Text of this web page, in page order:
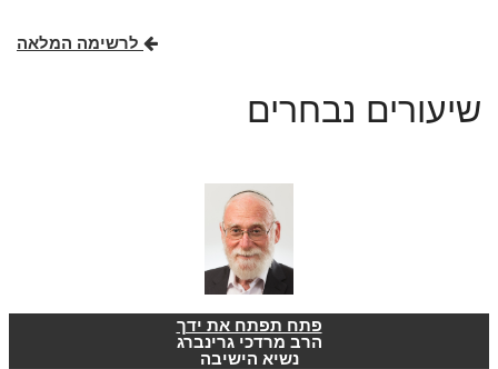
לרשימה המלאה
שיעורים נבחרים
פתח תפתח את ידך
הרב מרדכי גרינברג
נשיא הישיבה